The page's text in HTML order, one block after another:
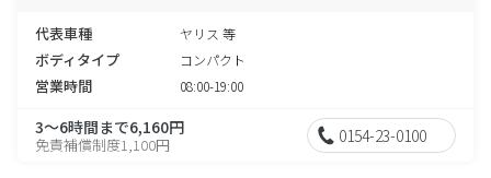
代表車種 ヤリス 等
ボディタイプ コンパクト
営業時間 08:00-19:00
3～6時間まで6,160円
免責補償制度1,100円 0154-23-0100